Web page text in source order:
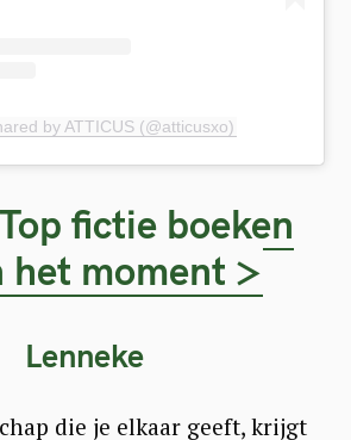
by ATTICUS (@atticusxo)
fictie boeken
het moment >
Lenneke
die je elkaar geeft, krijgt